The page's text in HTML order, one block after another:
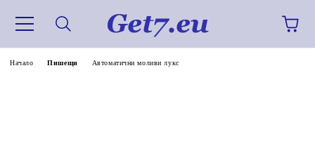
Начало Пишещи Автоматични моливи лукс